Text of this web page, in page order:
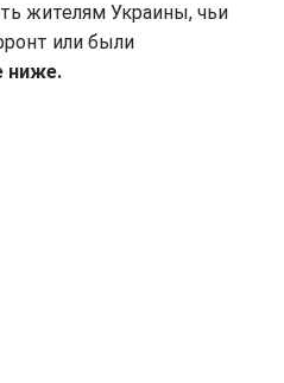
жителям Украины, чьи
или были
ниже.